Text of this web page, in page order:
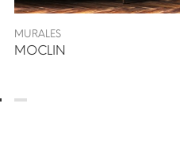
MURALES
MOCLIN